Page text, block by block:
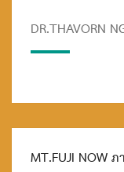
DR.THAVORN
MT.FUJI NOW